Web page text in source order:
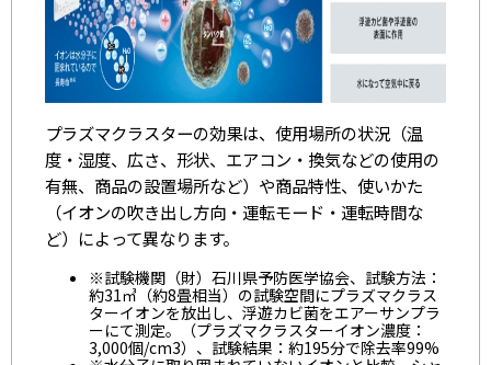
プラズマクラスターの効果は、使用場所の状況（温
度・湿度、広さ、形状、エアコン・換気などの使用の
有無、商品の設置場所など）や商品特性、使いかた
（イオンの吹き出し方向・運転モード・運転時間な
ど）によって異なります。
※試験機関（財）石川県予防医学協会、試験方法：
約31㎥（約8畳相当）の試験空間にプラズマクラス
ターイオンを放出し、浮遊カビ菌をエアーサンプラ
ーにて測定。（プラズマクラスターイオン濃度：
3,000個/cm3）、試験結果：約195分で除去率99%